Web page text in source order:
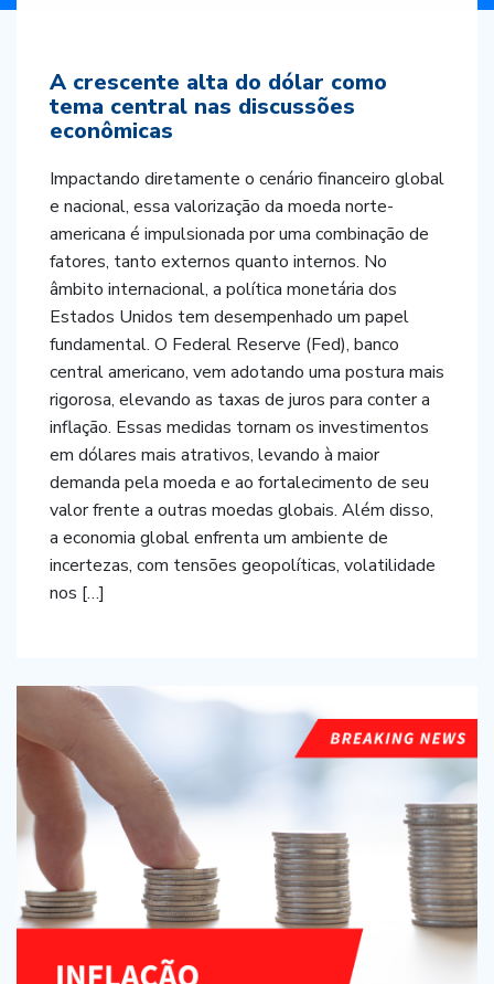
A crescente alta do dólar como
tema central nas discussões
econômicas
Impactando diretamente o cenário financeiro global
e nacional, essa valorização da moeda norte-
americana é impulsionada por uma combinação de
fatores, tanto externos quanto internos. No
âmbito internacional, a política monetária dos
Estados Unidos tem desempenhado um papel
fundamental. O Federal Reserve (Fed), banco
central americano, vem adotando uma postura mais
rigorosa, elevando as taxas de juros para conter a
inflação. Essas medidas tornam os investimentos
em dólares mais atrativos, levando à maior
demanda pela moeda e ao fortalecimento de seu
valor frente a outras moedas globais. Além disso,
a economia global enfrenta um ambiente de
incertezas, com tensões geopolíticas, volatilidade
nos […]